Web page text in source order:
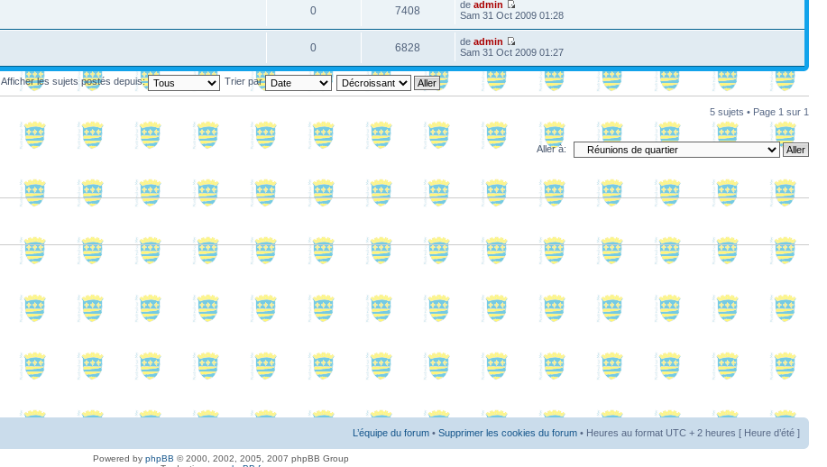
0 7408 deadmin
Sam 31 Oct 2009 01:28
0 6828 deadmin
Sam 31 Oct 2009 01:27
Afficher les sujets postés depuis: Trier par
5 sujets • Page 1 sur 1
Aller à:
L’équipe du forum • Supprimer les cookies du forum • Heures au format UTC + 2 heures [ Heure d’été ]
Powered by phpBB © 2000, 2002, 2005, 2007 phpBB Group